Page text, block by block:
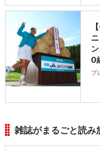
0
プ
雑誌がまるごと読み